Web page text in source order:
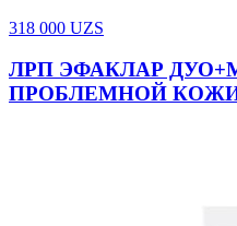
318 000 UZS
ЛРП ЭФАКЛАР
ПРОБЛЕМНОЙ